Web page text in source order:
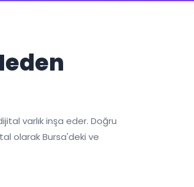
varlık inşa eder. Doğru
olarak Bursa'deki ve